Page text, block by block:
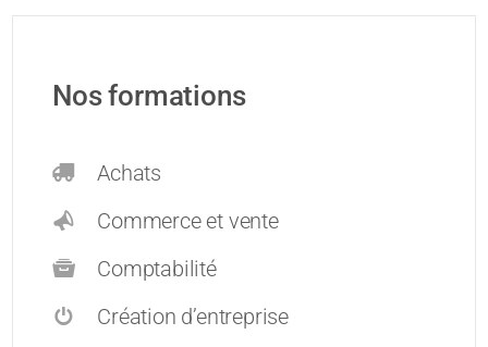
Nos formations
Achats
Commerce et vente
Comptabilité
Création d’entreprise